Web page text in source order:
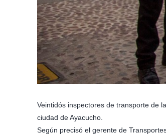
Veintidós inspectores de transporte de
ciudad de Ayacucho.
Según precisó el gerente de